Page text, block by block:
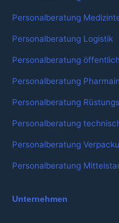
Personalberatung
Personalberatung Logistik
Personalberatung
Personalberatung
Personalberatung
Personalberatung
Personalberatung
Personalberatung
Unternehmen